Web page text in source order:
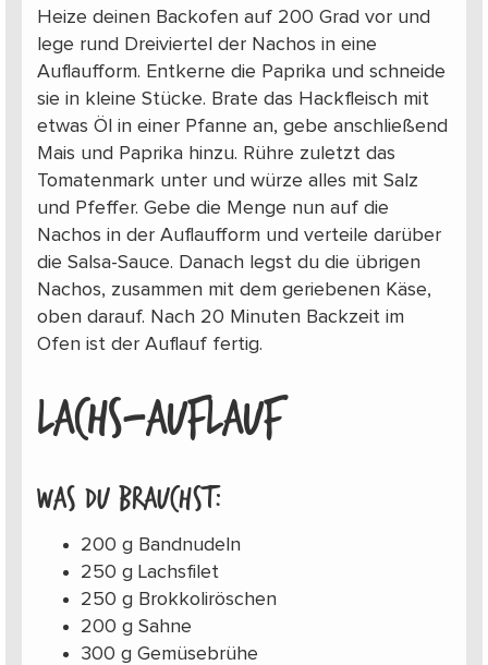
Heize deinen Backofen auf 200 Grad vor und
lege rund Dreiviertel der Nachos in eine
Auflaufform. Entkerne die Paprika und schneide
sie in kleine Stücke. Brate das Hackfleisch mit
etwas Öl in einer Pfanne an, gebe anschließend
Mais und Paprika hinzu. Rühre zuletzt das
Tomatenmark unter und würze alles mit Salz
und Pfeffer. Gebe die Menge nun auf die
Nachos in der Auflaufform und verteile darüber
die Salsa-Sauce. Danach legst du die übrigen
Nachos, zusammen mit dem geriebenen Käse,
oben darauf. Nach 20 Minuten Backzeit im
Ofen ist der Auflauf fertig.
LACHS-AUFLAUF
Was du brauchst:
200 g Bandnudeln
250 g Lachsfilet
250 g Brokkoliröschen
200 g Sahne
300 g Gemüsebrühe